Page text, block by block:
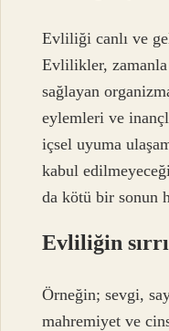
Evliliği canlı ve
Evlilikler,
sağlayan
eylemleri ve
içsel uyuma
kabul
da kötü bir sonun
Evliliğin
Örneğin; sevgi,
mahremiyet ve